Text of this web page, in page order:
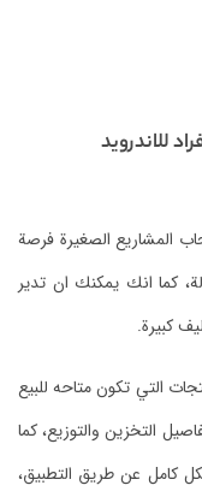
للاندرويد
المشاريع الصغيرة فرصة
كما انك يمكنك ان تدير
كبيرة.
التي تكون متاحه للبيع
التخزين والتوزيع، كما
كامل عن طريق التطبيق،